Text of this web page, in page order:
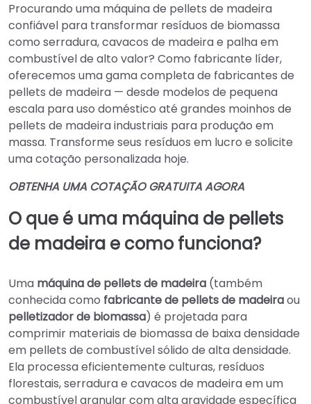
Procurando uma máquina de pellets de madeira
confiável para transformar resíduos de biomassa
como serradura, cavacos de madeira e palha em
combustível de alto valor? Como fabricante líder,
oferecemos uma gama completa de fabricantes de
pellets de madeira — desde modelos de pequena
escala para uso doméstico até grandes moinhos de
pellets de madeira industriais para produção em
massa. Transforme seus resíduos em lucro e solicite
uma cotação personalizada hoje.
OBTENHA UMA COTAÇÃO GRATUITA AGORA
O que é uma máquina de pellets
de madeira e como funciona?
Uma máquina de pellets de madeira (também
conhecida como fabricante de pellets de madeiraou
pelletizador de biomassa) é projetada para
comprimir materiais de biomassa de baixa densidade
em pellets de combustível sólido de alta densidade.
Ela processa eficientemente culturas, resíduos
florestais, serradura e cavacos de madeira em um
combustível granular com alta gravidade específica